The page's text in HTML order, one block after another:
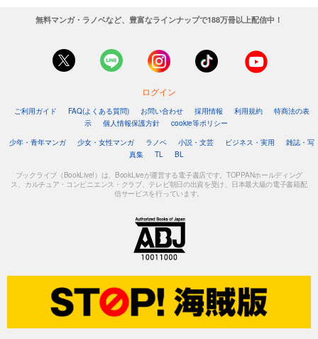
無料マンガ・ラノベなど、豊富なラインナップで188万冊以上配信中！
ログイン
ご利用ガイド FAQ(よくある質問) お問い合わせ 採用情報 利用規約
特商法の表
示
個人情報保護方針
cookie等ポリシー
少年・青年マンガ
少女・女性マンガ ラノベ 小説・文芸 ビジネス・実用
雑誌・写
真集
TL BL
ブックライブ（BookLive!）は、BookLiveが運営する電子書店です。TOPPANホールディング
ス、カルチュア・コンビニエンス・クラブ、テレビ朝日の出資を受け、日本最大級の電子書籍配
信サービスを行っています。